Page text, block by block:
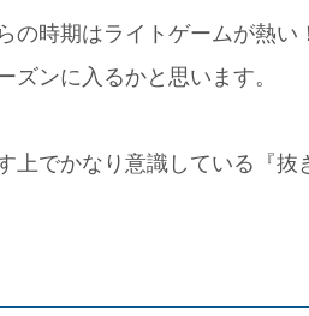
の時期はライトゲームが熱い！
ンに入るかと思います。
上でかなり意識している『